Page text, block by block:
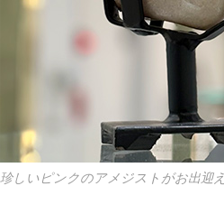
珍しいピンクのアメジストがお出迎